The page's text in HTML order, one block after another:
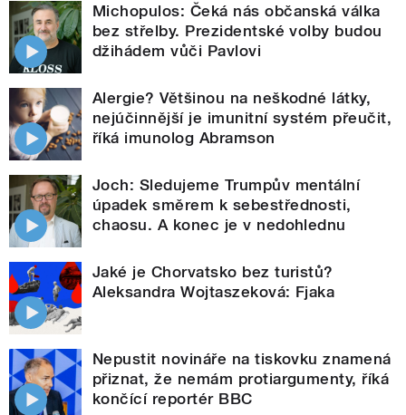
Michopulos: Čeká nás občanská válka
bez střelby. Prezidentské volby budou
džihádem vůči Pavlovi
Alergie? Většinou na neškodné látky,
nejúčinnější je imunitní systém přeučit,
říká imunolog Abramson
Joch: Sledujeme Trumpův mentální
úpadek směrem k sebestřednosti,
chaosu. A konec je v nedohlednu
Jaké je Chorvatsko bez turistů?
Aleksandra Wojtaszeková: Fjaka
Nepustit novináře na tiskovku znamená
přiznat, že nemám protiargumenty, říká
končící reportér BBC